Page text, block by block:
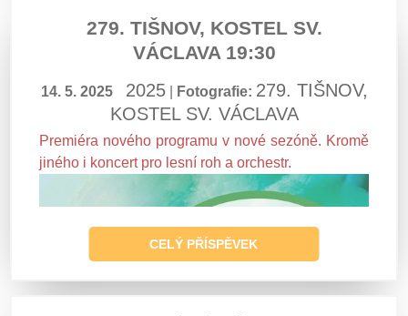
279. TIŠNOV, KOSTEL SV.
VÁCLAVA 19:30
14. 5. 2025 2025 Fotografie: 279. TIŠNOV,
KOSTEL SV. VÁCLAVA
Premiéra nového programu v nové sezóně. Kromě
jiného i koncert pro lesní roh a orchestr.
CELÝ PŘÍSPĚVEK